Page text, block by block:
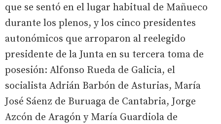
que se sentó en el lugar habitual de Mañueco
durante los plenos, y los cinco presidentes
autonómicos que arroparon al reelegido
presidente de la Junta en su tercera toma de
posesión: Alfonso Rueda de Galicia, el
socialista Adrián Barbón de Asturias, María
José Sáenz de Buruaga de Cantabria, Jorge
Azcón de Aragón y María Guardiola de